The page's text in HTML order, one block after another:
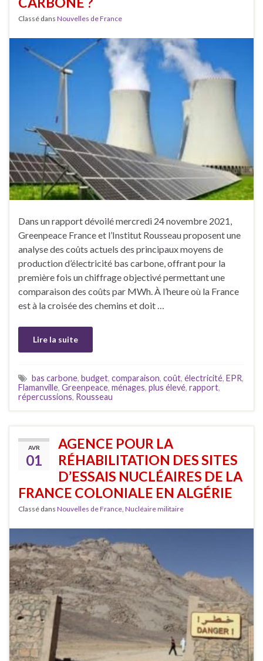
Classé dans Nouvelles de France
Dans un rapport dévoilé mercredi 24 novembre 2021,
Greenpeace France et l’Institut Rousseau proposent une
analyse des coûts actuels des principaux moyens de
production d’électricité bas carbone, offrant pour la
première fois un chiffrage objectivé permettant une
comparaison des coûts par MWh. À l’heure où la France
est à la croisée des chemins et doit …
Lire la suite
bas carbone, budget, comparaison, coût, électricité, EPR,
Flamanville, Greenpeace, ménages, plus élevé, rapport,
répercussions, Rousseau
AVR
01
AGENCE POUR LA
RÉHABILITATION DES SITES
D’ESSAIS NUCLÉAIRES DE LA
FRANCE COLONIALE EN ALGÉRIE
Classé dans Nouvelles de France Nucléaire militaire